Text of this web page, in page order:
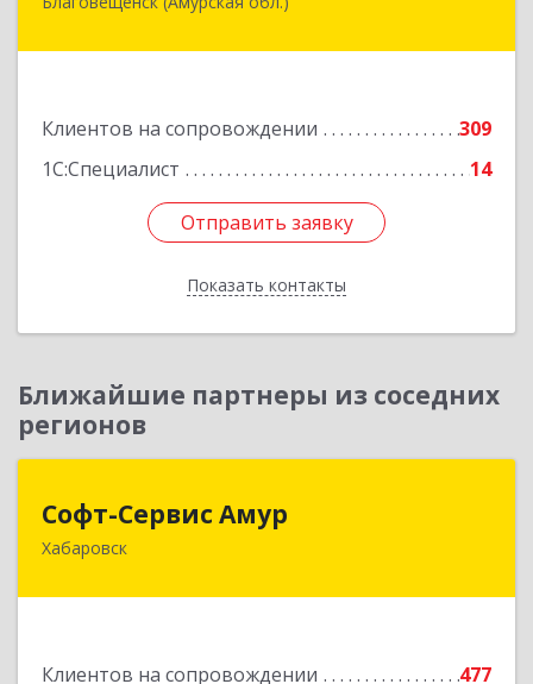
Клиентов на сопровождении
309
1С:Специалист
14
Отправить заявку
Показать контакты
675000, Амурская обл, Благовещенск г, Зейская
Отправить заявку
Назад
Ближайшие партнеры из соседних
регионов
Софт-Сервис Амур
Хабаровск
Клиентов на сопровождении 477
680000, Хабаровский край, Хабаровск г,